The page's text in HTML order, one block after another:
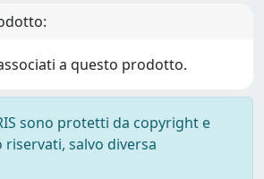
a questo prodotto.
sono protetti da copyright e
salvo diversa